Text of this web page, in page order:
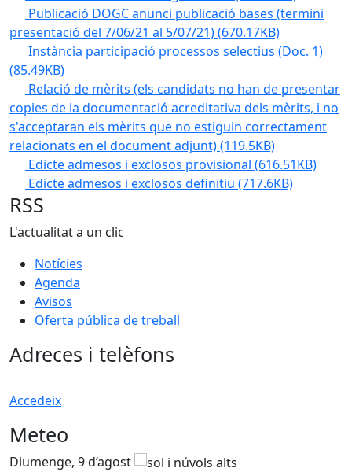
Publicació DOGC anunci publicació bases (termini
presentació del 7/06/21 al 5/07/21)(670.17KB)
Instància participació processos selectius (Doc. 1)
(85.49KB)
Relació de mèrits (els candidats no han de presentar
copies de la documentació acreditativa dels mèrits, i no
s'acceptaran els mèrits que no estiguin correctament
relacionats en el document adjunt)(119.5KB)
Edicte admesos i exclosos provisional (616.51KB)
Edicte admesos i exclosos definitiu (717.6KB)
RSS
L'actualitat a un clic
Notícies
Agenda
Avisos
Oferta pública de treball
Adreces i telèfons
Accedeix
Meteo
Diumenge, 9 d’agost